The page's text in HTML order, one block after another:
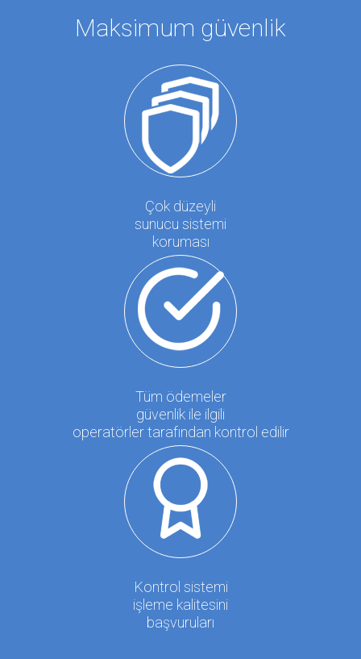
Maksimum güvenlik
Çok düzeyli
sunucu sistemi
koruması
Tüm ödemeler
güvenlik ile ilgili
operatörler tarafından kontrol edilir
Kontrol sistemi
işleme kalitesini
başvuruları